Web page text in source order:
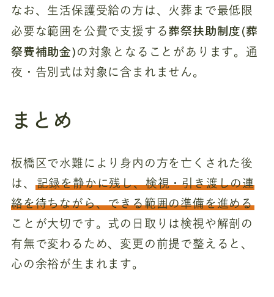
なお、生活保護受給の方は、火葬まで最低限
必要な範囲を公費で支援する 葬祭扶助制度(葬
祭費補助金) の対象となることがあります。通
夜・告別式は対象に含まれません。
まとめ
板橋区で水難により身内の方を亡くされた後
は、
記録を静かに残し、検視・引き渡しの連
絡を待ちながら、できる範囲の準備を進める
ことが大切です。式の日取りは検視や解剖の
有無で変わるため、変更の前提で整えると、
心の余裕が生まれます。